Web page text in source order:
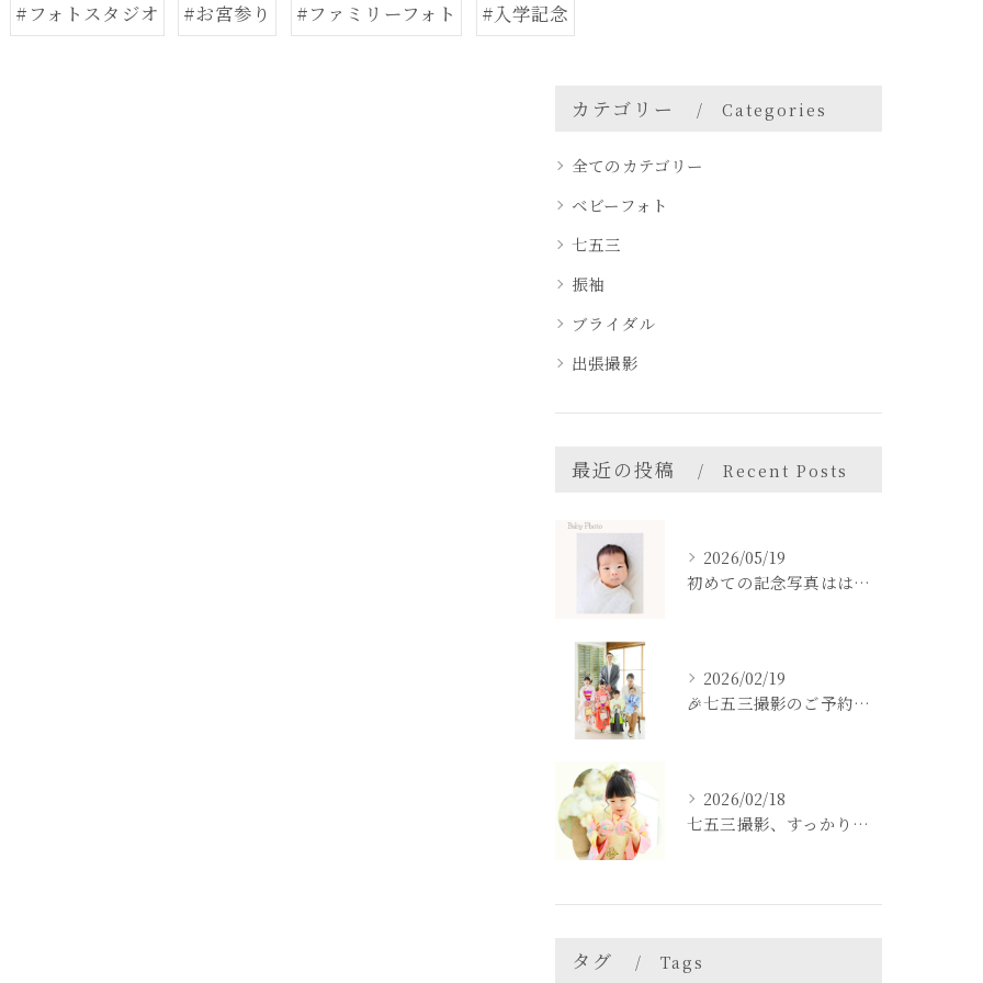
#フォトスタジオ #お宮参り #ファミリーフォト #入学記念
カテゴリー Categories
全てのカテゴリー
ベビーフォト
七五三
振袖
ブライダル
出張撮影
最近の投稿 Recent Posts
2026/05/19
初めての記念写真はは、DEAR STUDIOで。
2026/02/19
🎉七五三撮影のご予約をご検討中の方へ🎉
2026/02/18
七五三撮影、すっかり忘れてた💦という方も
タグ Tags